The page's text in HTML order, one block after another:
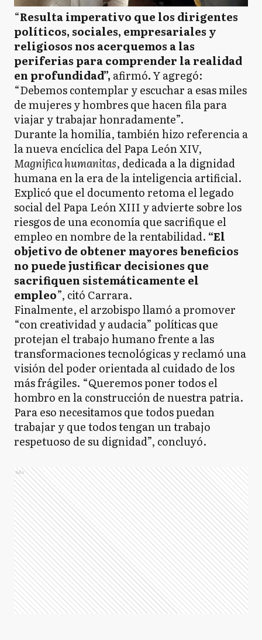
“Resulta imperativo que los dirigentes
políticos, sociales, empresariales y
religiosos nos acerquemos a las
periferias para comprender la realidad
en profundidad”, afirmó.Y agregó:
“Debemos contemplar y escuchar a esas miles
de mujeres y hombres que hacen fila para
viajar y trabajar honradamente”.
Durante la homilía, también hizo referencia a
la nueva encíclica del Papa León XIV,
Magnifica humanitas, dedicada a la dignidad
humana en la era de la inteligencia artificial.
Explicó que el documento retoma el legado
social del Papa León XIII y advierte sobre los
riesgos de una economía que sacrifique el
empleo en nombre de la rentabilidad. “El
objetivo de obtener mayores beneficios
no puede justificar decisiones que
sacrifiquen sistemáticamente el
empleo”, citó Carrara.
Finalmente, el arzobispo llamó a promover
“con creatividad y audacia” políticas que
protejan el trabajo humano frente a las
transformaciones tecnológicas y reclamó una
visión del poder orientada al cuidado de los
más frágiles. “Queremos poner todos el
hombro en la construcción de nuestra patria.
Para eso necesitamos que todos puedan
trabajar y que todos tengan un trabajo
respetuoso de su dignidad”, concluyó.
Ads